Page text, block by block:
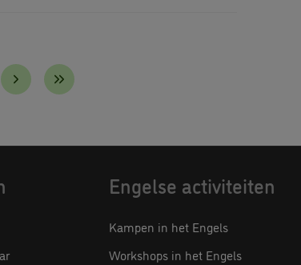
Engelse activiteiten
Kampen in het Engels
Workshops in het Engels